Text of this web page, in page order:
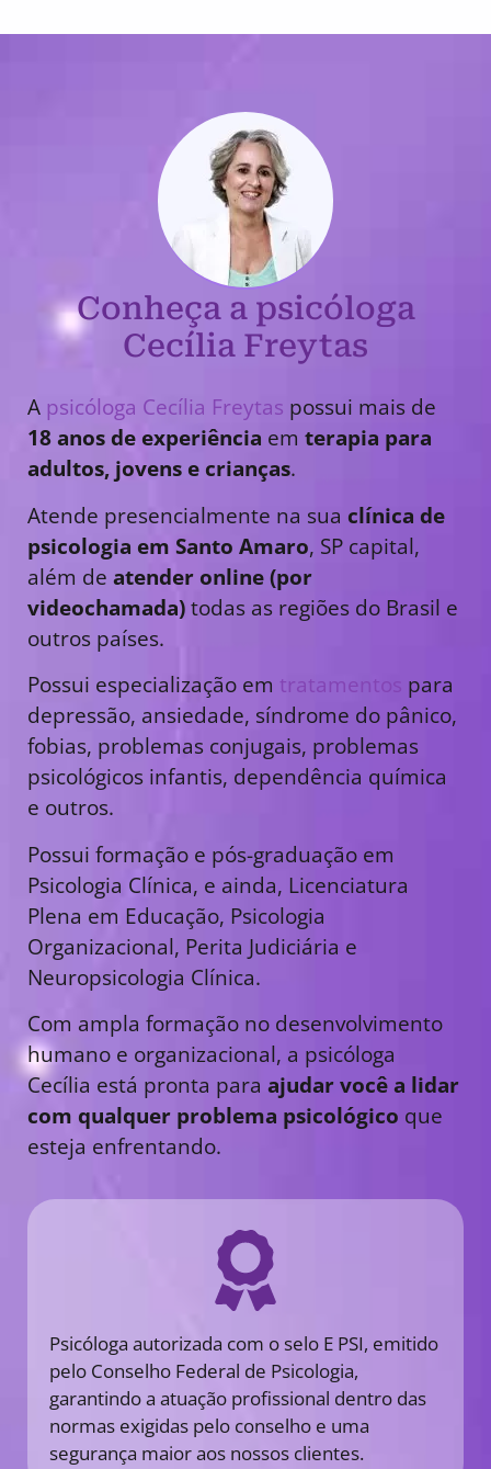
Conheça a psicóloga
Cecília Freytas
A psicóloga Cecília Freytas possui mais de
18 anos de experiência em terapia para
adultos, jovens e crianças.
Atende presencialmente na sua clínica de
psicologia em Santo Amaro, SP capital,
além de atender online (por
videochamada)todas as regiões do Brasil e
outros países.
Possui especialização em tratamentos para
depressão, ansiedade, síndrome do pânico,
fobias, problemas conjugais, problemas
psicológicos infantis, dependência química
e outros.
Possui formação e pós-graduação em
Psicologia Clínica, e ainda, Licenciatura
Plena em Educação, Psicologia
Organizacional, Perita Judiciária e
Neuropsicologia Clínica.
Com ampla formação no desenvolvimento
humano e organizacional, a psicóloga
Cecília está pronta para ajudar você a lidar
com qualquer problema psicológico que
esteja enfrentando.
Psicóloga autorizada com o selo E PSI, emitido
pelo Conselho Federal de Psicologia,
garantindo a atuação profissional dentro das
normas exigidas pelo conselho e uma
segurança maior aos nossos clientes.